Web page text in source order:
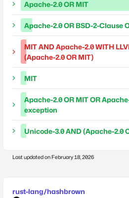
Apache-2.0 OR MIT
Apache-2.0 OR BSD-2-Clause
MIT AND Apache-2.0 WITH
(Apache-2.0 OR MIT)
MIT
Apache-2.0 OR MIT OR
exception
Unicode-3.0 AND (Apache-2.0
Last updated on February 18, 2026
rust-lang/hashbrown